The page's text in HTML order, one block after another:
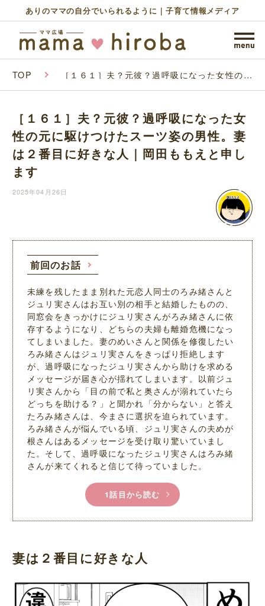
ありのママの自分でいられるように｜子育て情報メディア
TOP ［１６１］夫？元彼？過呼吸になった女性の元
きな人｜岡田ももえと申します
［１６１］夫？元彼？過呼吸になった女
性の元に駆けつけたスーツ姿の男性。妻
は２番目に好きな人｜岡田ももえと申し
ます
2025年04月26日
前回のお話
未練を残したまま別れた元恋人同士のろみ緒さんと
ジュリ実さんはお互い別の相手と結婚したものの、
同窓会をきっかけにジュリ実さんがろみ緒さんに依
存するようになり、どちらの夫婦も離婚危機になっ
てしまいました。妻のめいさんと関係を修復したい
ろみ緒さんはジュリ実さんをきっぱり拒絶します
が、過呼吸になったジュリ実さんから助けを求める
メッセージが届き心が揺れてしまいます。以前ジュ
リ実さんから「目の前で私と奥さんが溺れていたら
どっちを助ける？」と聞かれ「分からない」と答え
たろみ緒さんは、今まさに選択を迫られています。
ろみ緒さんが悩んでいる頃、ジュリ実さんの夫めが
根さんはあるメッセージを受け取り驚いていまし
た。そして、過呼吸になったジュリ実さんはろみ緒
さんが来てくれると信じて待っていました。
1話目から読む
妻は２番目に好きな人